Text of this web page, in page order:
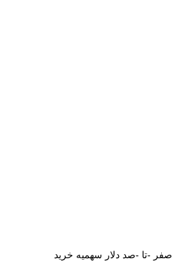
صفر -تا -صد دلار سهمیه خرید